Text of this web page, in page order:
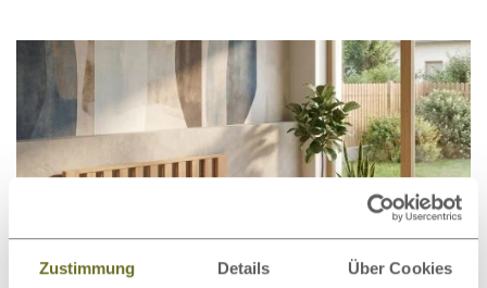
Zustimmung Details Über Cookies